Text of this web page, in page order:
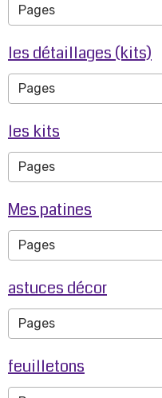
les détaillages (kits)
les kits
Mes patines
astuces décor
feuilletons